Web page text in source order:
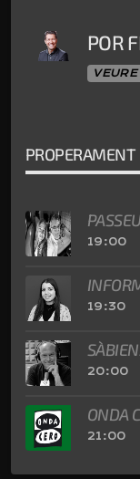
POR
PROPERAMENT
19:00
19:30
20:00
ONDA
21:00